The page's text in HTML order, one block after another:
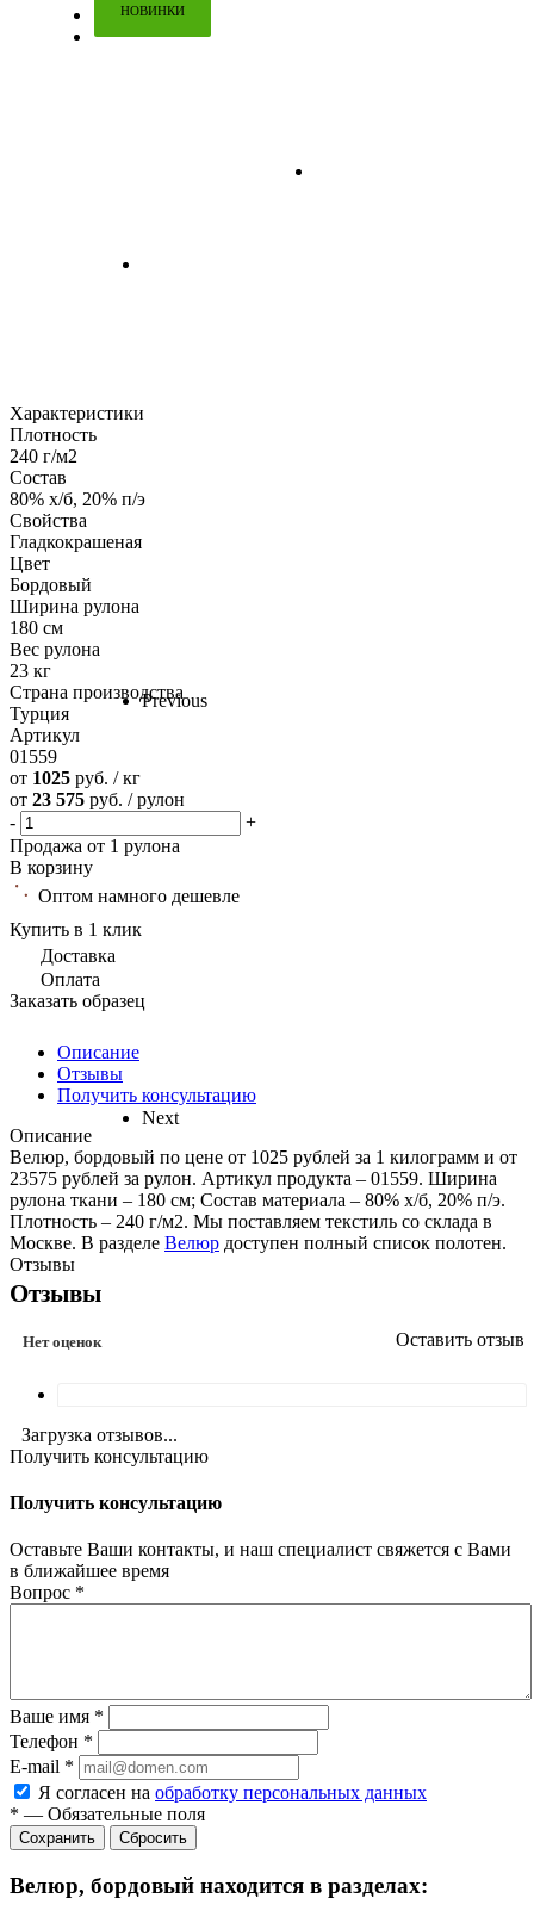
НОВИНКИ
Previous
Next
Характеристики
Плотность
240 г/м2
Состав
80% х/б, 20% п/э
Свойства
Гладкокрашеная
Цвет
Бордовый
Ширина рулона
180 см
Вес рулона
23 кг
Страна производства
Турция
Артикул
01559
от 1025 руб. / кг
от 23 575 руб. / рулон
-
+
Продажа от 1 рулона
В корзину
Оптом намного дешевле
Купить в 1 клик
Доставка
Оплата
Заказать образец
Описание
Отзывы
Получить консультацию
Описание
Велюр, бордовый по цене от 1025 рублей за 1 килограмм и от
23575 рублей за рулон. Артикул продукта – 01559. Ширина
рулона ткани – 180 см; Состав материала – 80% х/б, 20% п/э.
Плотность – 240 г/м2. Мы поставляем текстиль со склада в
Москве. В разделе Велюр доступен полный список полотен.
Отзывы
Отзывы
Нет оценок Оставить отзыв
Загрузка отзывов...
Получить консультацию
Получить консультацию
Оставьте Ваши контакты, и наш специалист свяжется с Вами
в ближайшее время
Вопрос *
Ваше имя *
Телефон *
E-mail *
Я согласен на обработку персональных данных
* — Обязательные поля
Сбросить
Велюр, бордовый находится в разделах: